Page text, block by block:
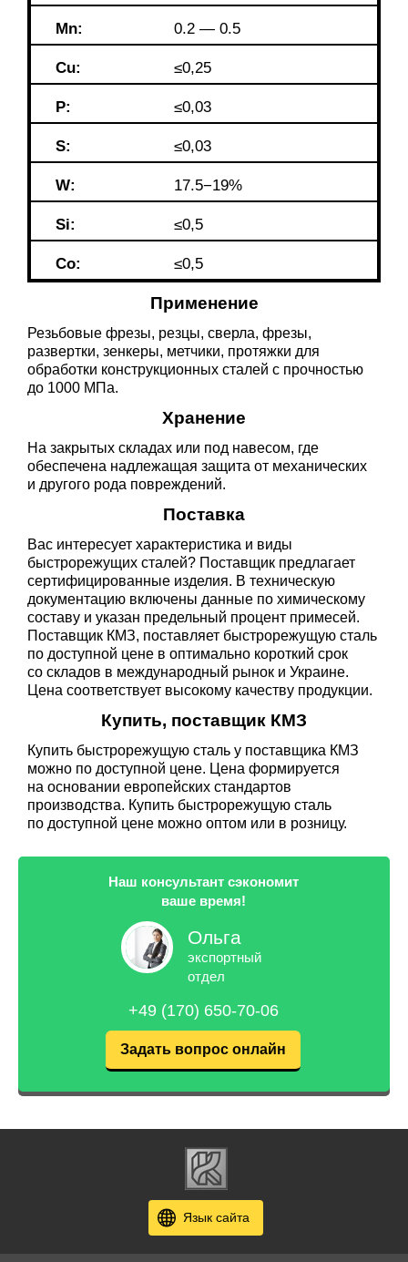
Mn: 0.2 — 0.5
Cu: ≤0,25
P: ≤0,03
S: ≤0,03
W: 17.5−19%
Si: ≤0,5
Co: ≤0,5
Применение
Резьбовые фрезы, резцы, сверла, фрезы,
развертки, зенкеры, метчики, протяжки для
обработки конструкционных сталей с прочностью
до 1000 МПа.
Хранение
На закрытых складах или под навесом, где
обеспечена надлежащая защита от механических
и другого рода повреждений.
Поставка
Вас интересует характеристика и виды
быстрорежущих сталей? Поставщик предлагает
сертифицированные изделия. В техническую
документацию включены данные по химическому
составу и указан предельный процент примесей.
Поставщик КМЗ, поставляет быстрорежущую сталь
по доступной цене в оптимально короткий срок
со складов в международный рынок и Украине.
Цена соответствует высокому качеству продукции.
Купить, поставщик КМЗ
Купить быстрорежущую сталь у поставщика КМЗ
можно по доступной цене. Цена формируется
на основании европейских стандартов
производства. Купить быстрорежущую сталь
по доступной цене можно оптом или в розницу.
Наш консультант сэкономит
ваше время!
Ольга
экспортный
отдел
+49 (170) 650-70-06
Задать вопрос онлайн
Язык сайта